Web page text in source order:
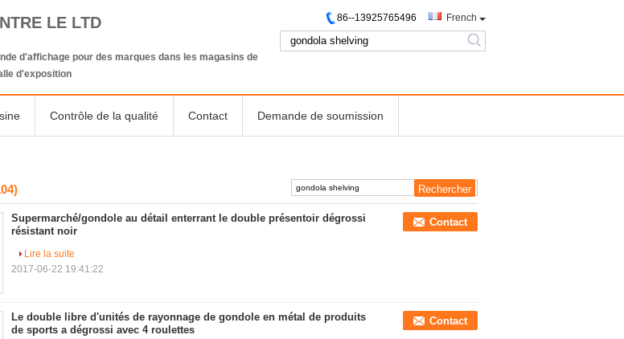
LE LTD
d'affichage pour des marques dans les magasins de
d'exposition
French
86--13925765496
search
Contrôle de la qualité Contact Demande de soumission
Supermarché/gondole au détail enterrant le double présentoir dégrossi
résistant noir
Contact
Lire la suite
2017-06-22 19:41:22
Le double libre d'unités de rayonnage de gondole en métal de produits
de sports a dégrossi avec 4 roulettes
Contact